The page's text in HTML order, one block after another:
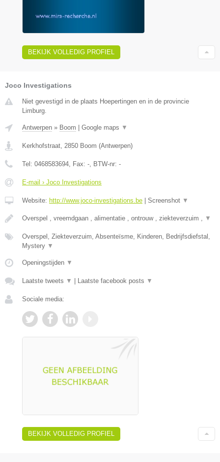
BEKIJK VOLLEDIG PROFIEL
Joco Investigations
Niet gevestigd in de plaats Hoepertingen en in de provincie
Limburg.
Antwerpen » Boom Google maps ▼
Kerkhofstraat 2850 Boom (Antwerpen)
Tel: 0468583694 , Fax: - , BTW-nr: -
E-mail › Joco Investigations
Website: http://www.joco-investigations.be Screenshot ▼
Overspel , vreemdgaan , alimentatie , ontrouw , ziekteverzuim , ▼
Overspel, Ziekteverzuim, Absenteïsme, Kinderen, Bedrijfsdiefstal,
Mystery ▼
Openingstijden ▼
Laatste tweets ▼ Laatste facebook posts ▼
Sociale media:
BEKIJK VOLLEDIG PROFIEL